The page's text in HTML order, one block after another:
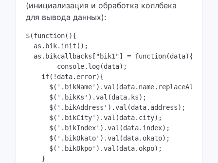
(инициализация и обработка коллбека
для вывода данных):
$(function(){
  as.bik.init();
  as.bikcallbacks["bik1"] = function(data){
    if(!data.error){
      $('.bikKs').val(data.ks);
      $('.bikAddress').val(data.address);
      $('.bikCity').val(data.city);
      $('.bikIndex').val(data.index);
      $('.bikOkato').val(data.okato);
      $('.bikOkpo').val(data.okpo);
    }